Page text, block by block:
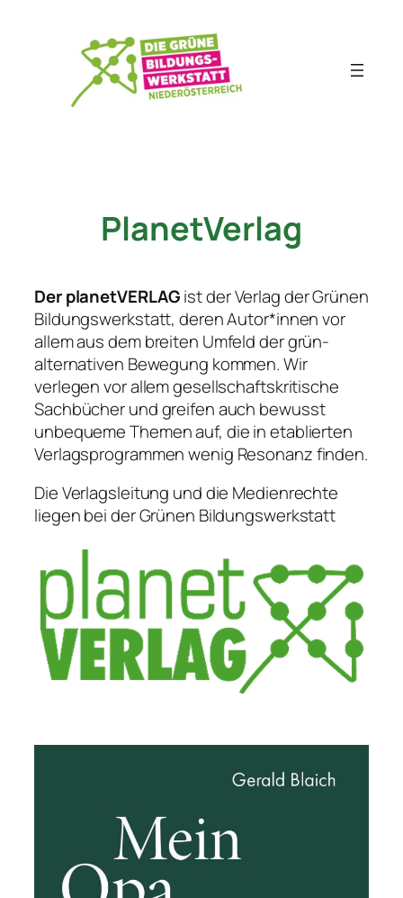
PlanetVerlag
Der planetVERLAGist der Verlag der Grünen
Bildungswerkstatt, deren Autor*innen vor
allem aus dem breiten Umfeld der grün-
alternativen Bewegung kommen. Wir
verlegen vor allem gesellschaftskritische
Sachbücher und greifen auch bewusst
unbequeme Themen auf, die in etablierten
Verlagsprogrammen wenig Resonanz finden.
Die Verlagsleitung und die Medienrechte
liegen bei der Grünen Bildungswerkstatt